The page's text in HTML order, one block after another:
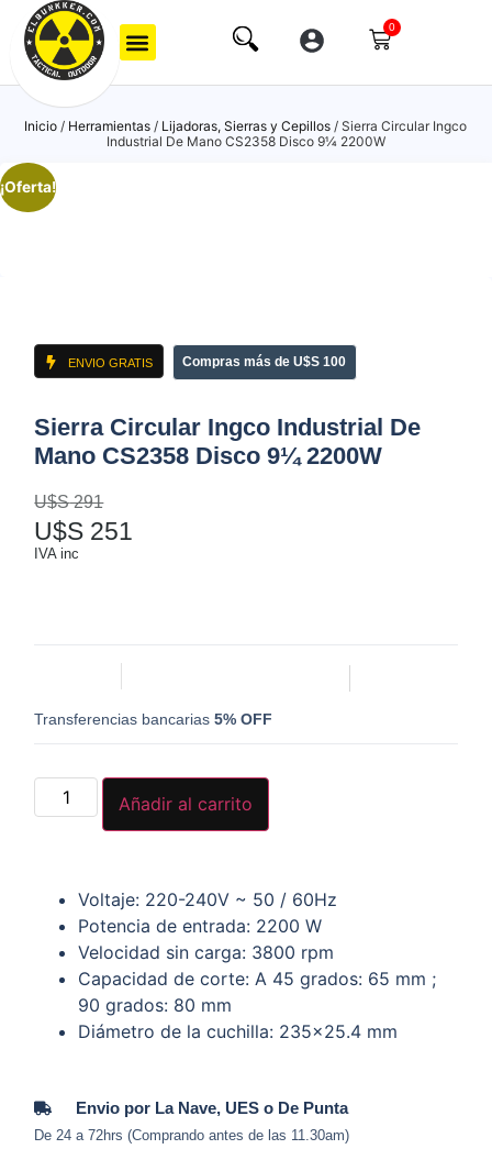
0
Inicio / Herramientas / Lijadoras, Sierras y Cepillos / Sierra Circular Ingco
Industrial De Mano CS2358 Disco 9¼ 2200W
¡Oferta!
ENVIO GRATIS Compras más de U$S 100
Sierra Circular Ingco Industrial De
Mano CS2358 Disco 9¼ 2200W
U$S291
U$S 251
IVA inc
Transferencias bancarias5% OFF
Añadir al carrito
Voltaje: 220-240V ~ 50 / 60Hz
Potencia de entrada: 2200 W
Velocidad sin carga: 3800 rpm
Capacidad de corte: A 45 grados: 65 mm ;
90 grados: 80 mm
Diámetro de la cuchilla: 235×25.4 mm
Envio por La Nave, UES o De Punta
De 24 a 72hrs (Comprando antes de las 11.30am)